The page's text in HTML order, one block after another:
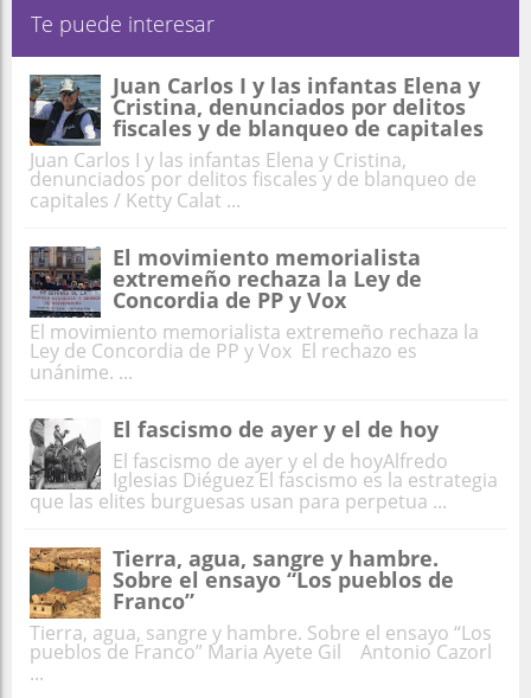
Te puede interesar
Juan Carlos I y las infantas Elena y
Cristina, denunciados por delitos
fiscales y de blanqueo de capitales
Juan Carlos I y las infantas Elena y Cristina,
denunciados por delitos fiscales y de blanqueo de
capitales / Ketty Calat ...
El movimiento memorialista
extremeño rechaza la Ley de
Concordia de PP y Vox
El movimiento memorialista extremeño rechaza la
Ley de Concordia de PP y Vox El rechazo es
unánime. ...
El fascismo de ayer y el de hoy
El fascismo de ayer y el de hoyAlfredo
Iglesias Diéguez El fascismo es la estrategia
que las elites burguesas usan para perpetua ...
Tierra, agua, sangre y hambre.
Sobre el ensayo “Los pueblos de
Franco”
Tierra, agua, sangre y hambre. Sobre el ensayo “Los
pueblos de Franco” Maria Ayete Gil Antonio Cazorl
...